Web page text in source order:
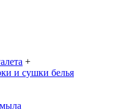
+
и сушки белья